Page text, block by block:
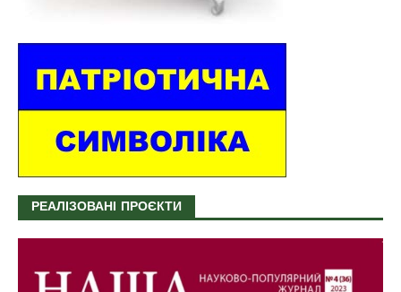
РЕАЛІЗОВАНІ ПРОЄКТИ